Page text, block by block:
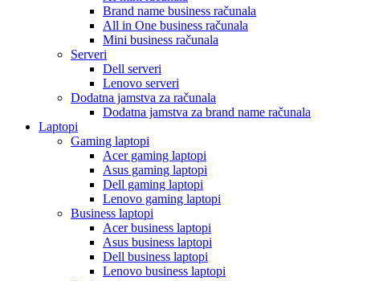
Brand name business računala
All in One business računala
Mini business računala
Serveri
Dell serveri
Lenovo serveri
Dodatna jamstva za računala
Dodatna jamstva za brand name računala
Laptopi
Gaming laptopi
Acer gaming laptopi
Asus gaming laptopi
Dell gaming laptopi
Lenovo gaming laptopi
Business laptopi
Acer business laptopi
Asus business laptopi
Dell business laptopi
Lenovo business laptopi